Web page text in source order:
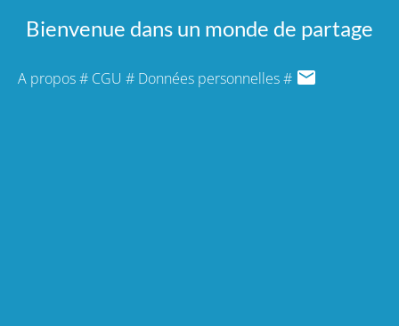
Bienvenue dans un monde de partage
A propos# CGU # Données personnelles#